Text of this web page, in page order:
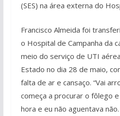
(SES) na área externa do
Francisco Almeida foi
o Hospital de Campanha da
meio do serviço de UTI
Estado no dia 28 de maio,
falta de ar e cansaço. “Vai
começa a procurar o fôlego
hora e eu não aguentava